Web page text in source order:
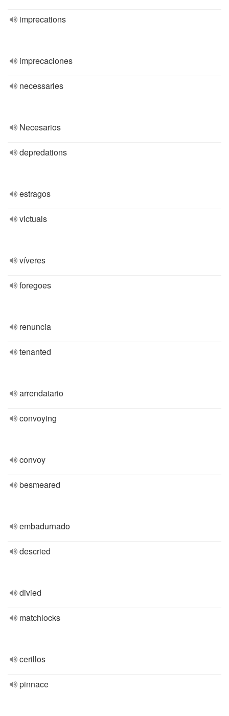
imprecations
imprecaciones
necessaries
Necesarios
depredations
estragos
victuals
víveres
foregoes
renuncia
tenanted
arrendatario
convoying
convoy
besmeared
embadurnado
descried
divied
matchlocks
cerillos
pinnace